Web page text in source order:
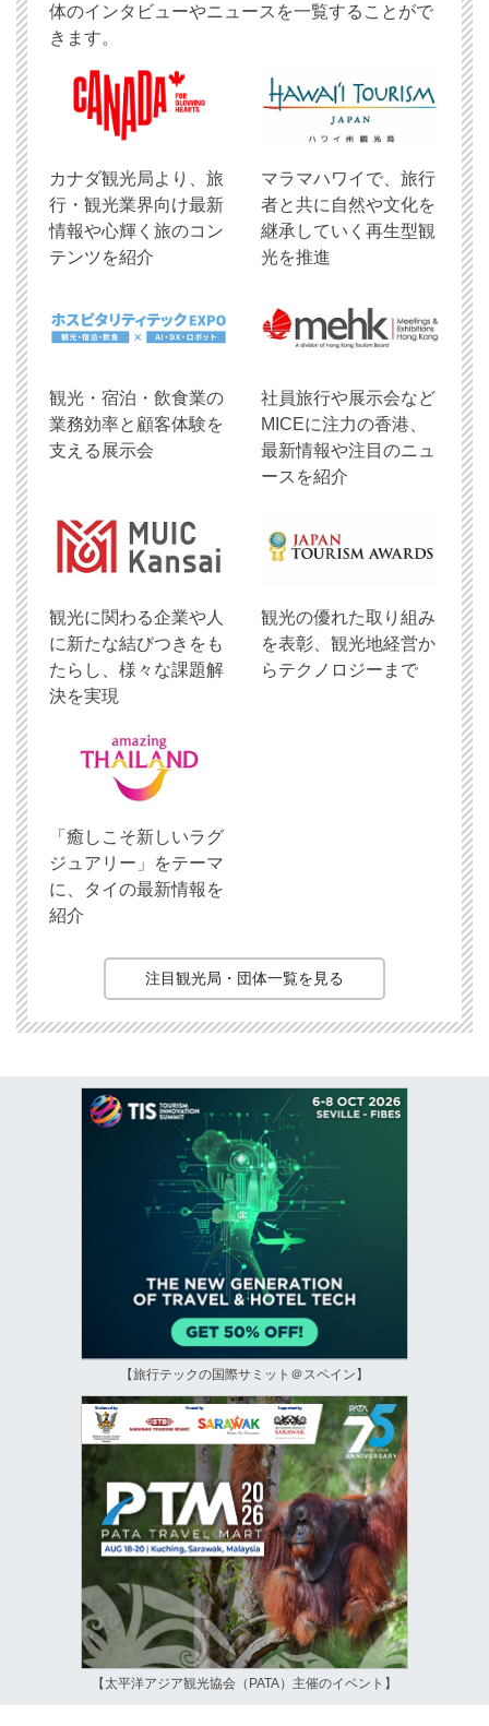
体のインタビューやニュースを一覧することがで
きます。
​カナダ観光局より、旅
行・観光業界向け最新
情報や心輝く旅のコン
テンツを紹介
マラマハワイで、旅行
者と共に自然や文化を
継承していく再生型観
光を推進
観光・宿泊・飲食業の
業務効率と顧客体験を
支える展示会
社員旅行や展示会など
MICEに注力の香港、
最新情報や注目のニュ
ースを紹介
観光に関わる企業や人
に新たな結びつきをも
たらし、様々な課題解
決を実現
観光の優れた取り組み
を表彰、観光地経営か
らテクノロジーまで
「癒しこそ新しいラグ
ジュアリー」をテーマ
に、タイの最新情報を
紹介
注目観光局・団体一覧を見る
【旅行テックの国際サミット＠スペイン】
【太平洋アジア観光協会（PATA）主催のイベント】